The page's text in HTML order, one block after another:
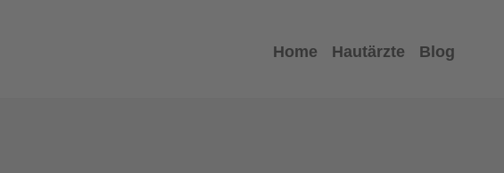
Home Hautärzte Blog